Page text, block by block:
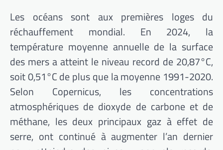
Les océans sont aux premières loges du
réchauffement mondial. En 2024, la
température moyenne annuelle de la surface
des mers a atteint le niveau record de 20,87°C,
soit 0,51°C de plus que la moyenne 1991-2020.
Selon Copernicus, les concentrations
atmosphériques de dioxyde de carbone et de
méthane, les deux principaux gaz à effet de
serre, ont continué à augmenter l’an dernier